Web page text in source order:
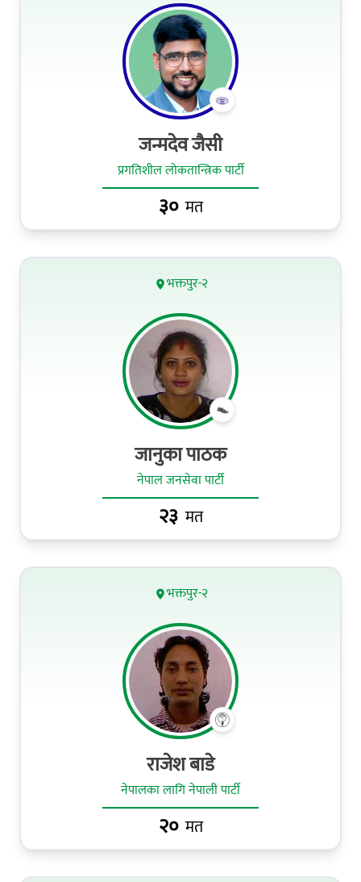
जन्मदेव जैसी
प्रगतिशील लोकतान्त्रिक पार्टी
३० मत
भक्तपुर-२
जानुका पाठक
नेपाल जनसेवा पार्टी
२३ मत
भक्तपुर-२
राजेश बाडे
नेपालका लागि नेपाली पार्टी
२० मत